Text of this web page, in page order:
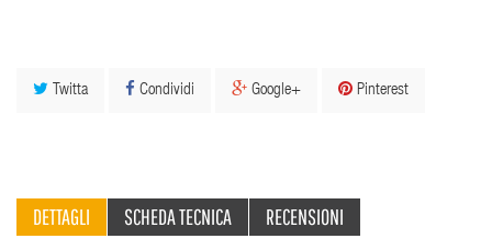
Twitta Condividi Google+ Pinterest
DETTAGLI SCHEDA TECNICA RECENSIONI